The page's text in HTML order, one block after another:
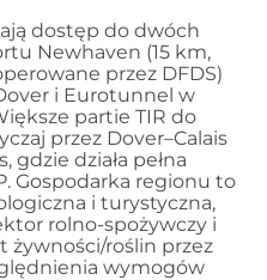
dostęp do dwóch
Newhaven (15 km,
przez DFDS)
i Eurotunnel w
partie TIR do
przez Dover–Calais
gdzie działa pełna
Gospodarka regionu to
i turystyczna,
rolno-spożywczy i
roślin przez
wymogów